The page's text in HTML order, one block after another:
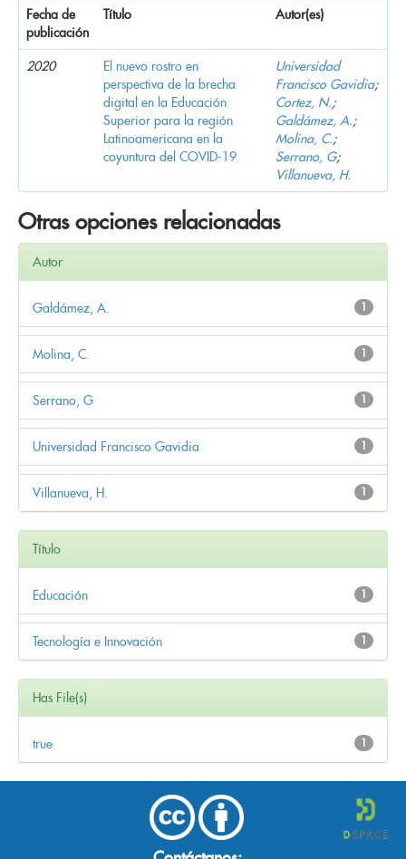
Fecha de
publicación
Título Autor(es)
2020
El nuevo rostro en
perspectiva de la brecha
digital en la Educación
Superior para la región
Latinoamericana en la
coyuntura del COVID-19
Universidad
Francisco Gavidia;
Cortez, N.;
Galdámez, A.;
Molina, C.;
Serrano, G;
Villanueva, H.
Otras opciones relacionadas
Autor
1
Galdámez, A.
1
Molina, C.
1
Serrano, G
1
Universidad Francisco Gavidia
1
Villanueva, H.
Título
1
Educación
1
Tecnología e Innovación
Has File(s)
1
true